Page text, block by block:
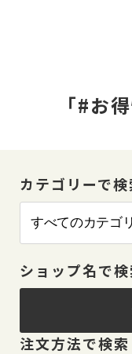
「#お
カテゴリーで検
ショップ名で検
注文方法で検索